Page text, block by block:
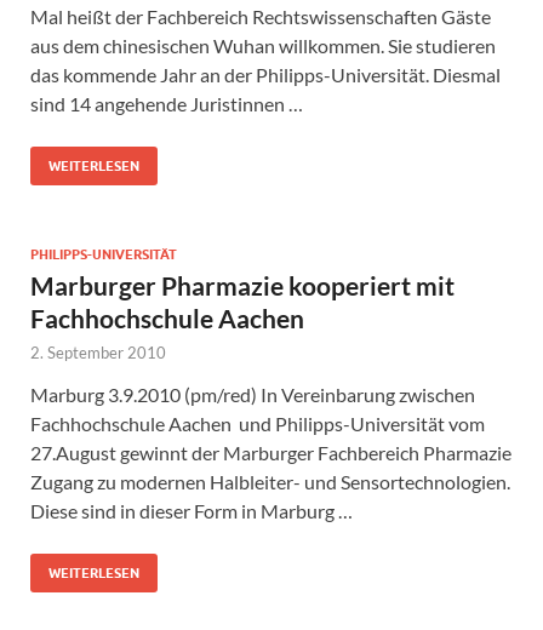
Mal heißt der Fachbereich Rechtswissenschaften Gäste
aus dem chinesischen Wuhan willkommen. Sie studieren
das kommende Jahr an der Philipps-Universität. Diesmal
sind 14 angehende Juristinnen …
WEITERLESEN
PHILIPPS-UNIVERSITÄT
Marburger Pharmazie kooperiert mit
Fachhochschule Aachen
2. September 2010
Marburg 3.9.2010 (pm/red) In Vereinbarung zwischen
Fachhochschule Aachen und Philipps-Universität vom
27.August gewinnt der Marburger Fachbereich Pharmazie
Zugang zu modernen Halbleiter- und Sensortechnologien.
Diese sind in dieser Form in Marburg …
WEITERLESEN